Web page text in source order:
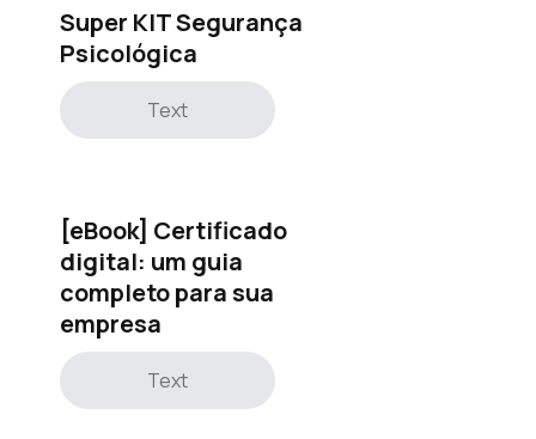
Super KIT Segurança
Psicológica
Text
[eBook] Certificado
digital: um guia
completo para sua
empresa
Text